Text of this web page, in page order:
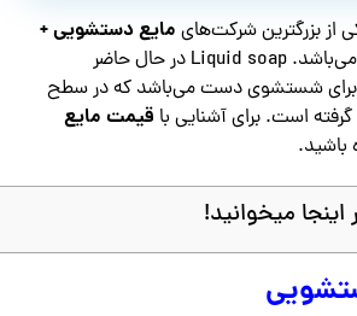
بزرگترین شرکت‌های مایع دستشویی+
در ایران می‌باشد. Liquid soap در حال حاضر
برای شستشوی دست می‌باشد که در سطح
است. برای آشنایی با قیمت مایع
باشید.
اینجا میخوانید!